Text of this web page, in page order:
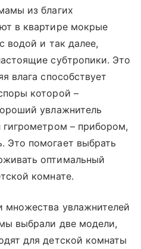
из благих
в квартире мокрые
водой и так далее,
субтропики. Это
влага способствует
которой –
увлажнитель
гигрометром – прибором,
помогает выбрать
оптимальный
комнате.
множества увлажнителей
выбрали две модели,
для детской комнаты